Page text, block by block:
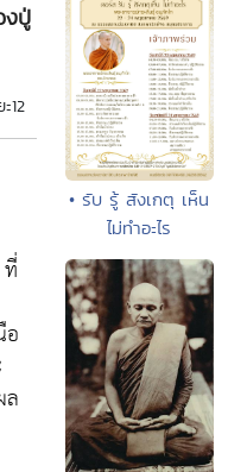
งปู่
12
อ
ล
• รับ รู้ สังเกตุ เห็น
ไม่ทำอะไร